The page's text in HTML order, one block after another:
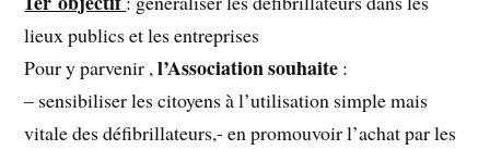
lieux publics et les entreprises
Pour y parvenir ,l’Association souhaite :
– sensibiliser les citoyens à l’utilisation simple mais
vitale des défibrillateurs,- en promouvoir l’achat par les